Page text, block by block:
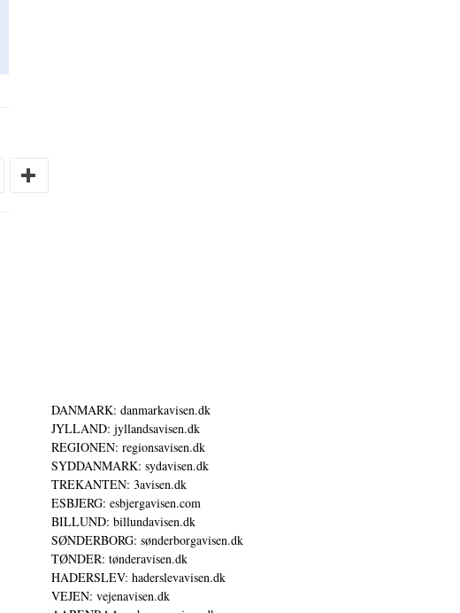
DANMARK: danmarkavisen.dk
JYLLAND: jyllandsavisen.dk
REGIONEN: regionsavisen.dk
SYDDANMARK: sydavisen.dk
TREKANTEN: 3avisen.dk
ESBJERG: esbjergavisen.com
BILLUND: billundavisen.dk
SØNDERBORG: sønderborgavisen.dk
TØNDER: tønderavisen.dk
HADERSLEV: haderslevavisen.dk
VEJEN: vejenavisen.dk